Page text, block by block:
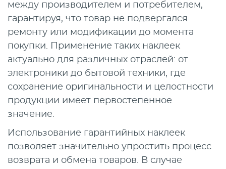
между производителем и потребителем,
гарантируя, что товар не подвергался
ремонту или модификации до момента
покупки. Применение таких наклеек
актуально для различных отраслей: от
электроники до бытовой техники, где
сохранение оригинальности и целостности
продукции имеет первостепенное
значение.
Использование гарантийных наклеек
позволяет значительно упростить процесс
возврата и обмена товаров. В случае